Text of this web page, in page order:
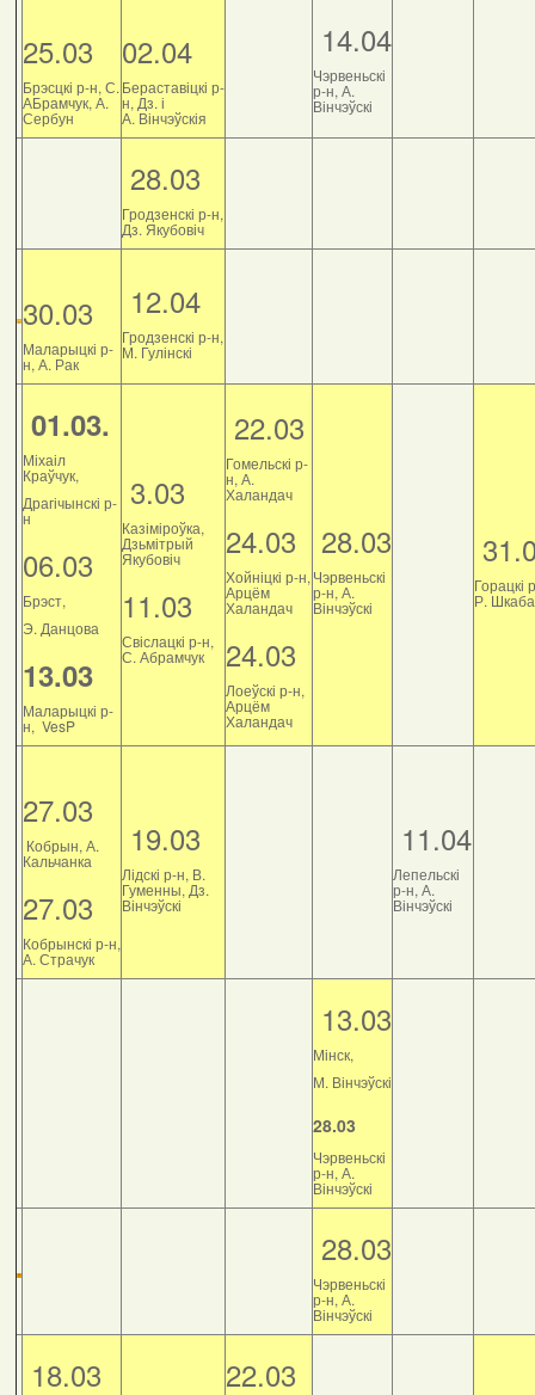
25.03
Брэсцкі р-н, С.
АБрамчук, А.
Сербун
02.04
Бераставіцкі р-
н, Дз. і
А. Вінчэўскія
14.04
Чэрвеньскі
р-н, А.
Вінчэўскі
28.03
Гродзенскі р-н,
Дз. Якубовіч
30.03
Маларыцкі р-
н, А. Рак
12.04
Гродзенскі р-н,
М. Гулінскі
01.03.
Міхаіл
Краўчук,
Драгічынскі р-
н
06.03
Брэст,
Э. Данцова
13.03
Маларыцкі р-
н, VesP
3.03
Казіміроўка,
Дзьмітрый
Якубовіч
11.03
Свіслацкі р-н,
С. Абрамчук
22.03
Гомельскі р-
н, А.
Халандач
24.03
Хойніцкі р-н,
Арцём
Халандач
24.03
Лоеўскі р-н,
Арцём
Халандач
28.03
Чэрвеньскі
р-н, А.
Вінчэўскі
Горацкі
Р.
27.03
Кобрын, А.
Кальчанка
27.03
Кобрынскі р-н,
А. Страчук
19.03
Лідскі р-н, В.
Гуменны, Дз.
Вінчэўскі
11.04
Лепельскі
р-н, А.
Вінчэўскі
13.03
Мінск,
М. Вінчэўскі
28.03
Чэрвеньскі
р-н, А.
Вінчэўскі
28.03
Чэрвеньскі
р-н, А.
Вінчэўскі
18.03 22.03